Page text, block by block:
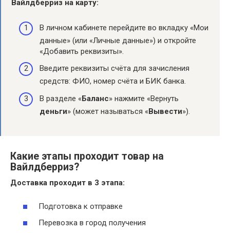
Вайлдберриз на карту:
В личном кабинете перейдите во вкладку «Мои
данные» (или «Личные данные») и откройте
«Добавить реквизиты».
Введите реквизиты счёта для зачисления
средств: ФИО, номер счёта и БИК банка.
В разделе «Баланс» нажмите «Вернуть
деньги» (может называться «Вывести»).
Какие этапы проходит товар на
Вайлдберриз?
Доставка проходит в 3 этапа:
Подготовка к отправке
Перевозка в город получения